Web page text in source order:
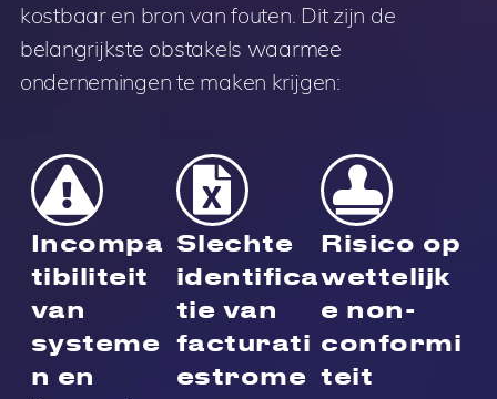
kostbaar en bron van fouten. Dit zijn de
belangrijkste obstakels waarmee
ondernemingen te maken krijgen:
Incompa
tibiliteit
van
systeme
n en
Slechte
identifica
tie van
facturati
estrome
Risico op
wettelijk
e non-
conformi
teit